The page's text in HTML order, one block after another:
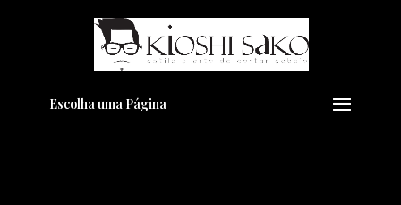
Escolha uma Página
Pensando em transformar seu
Visual??